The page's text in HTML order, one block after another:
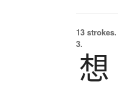
13 strokes.
3.
想